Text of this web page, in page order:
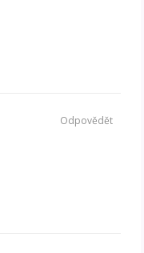
Odpovědět